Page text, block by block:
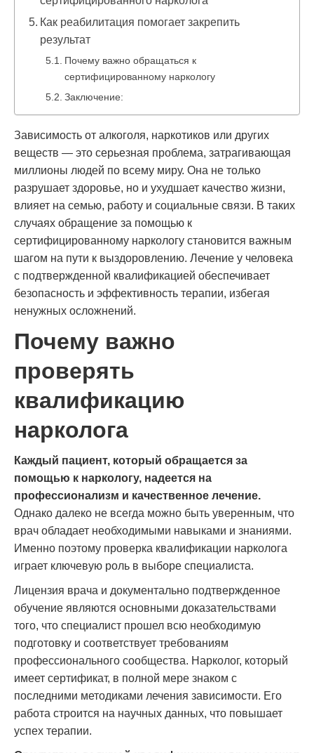
Как реабилитация помогает закрепить
результат
Почему важно обращаться к
сертифицированному наркологу
Заключение:
Зависимость от алкоголя, наркотиков или других
веществ — это серьезная проблема, затрагивающая
миллионы людей по всему миру. Она не только
разрушает здоровье, но и ухудшает качество жизни,
влияет на семью, работу и социальные связи. В таких
случаях обращение за помощью к
сертифицированному наркологу становится важным
шагом на пути к выздоровлению. Лечение у человека
с подтвержденной квалификацией обеспечивает
безопасность и эффективность терапии, избегая
ненужных осложнений.
Почему важно
проверять
квалификацию
нарколога
Каждый пациент, который обращается за
помощью к наркологу, надеется на
профессионализм и качественное лечение.
Однако далеко не всегда можно быть уверенным, что
врач обладает необходимыми навыками и знаниями.
Именно поэтому проверка квалификации нарколога
играет ключевую роль в выборе специалиста.
Лицензия врача и документально подтвержденное
обучение являются основными доказательствами
того, что специалист прошел всю необходимую
подготовку и соответствует требованиям
профессионального сообщества. Нарколог, который
имеет сертификат, в полной мере знаком с
последними методиками лечения зависимости. Его
работа строится на научных данных, что повышает
успех терапии.